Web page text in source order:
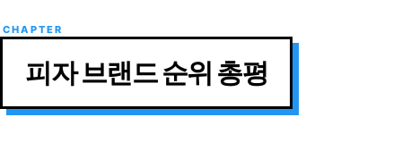
피자 브랜드 순위 총평